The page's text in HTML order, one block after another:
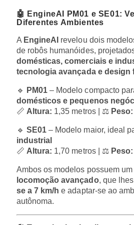
🤖 EngineAI PM01 e SE01:
Diferentes Ambientes
A EngineAI revelou dois
de robôs humanóides,
domésticas, comerciais e
tecnologia avançada e design
🔹 PM01 – Modelo compacto
domésticos e pequenos
📏Altura: 1,35 metros | ⚖ Peso:
🔹SE01 – Modelo maior, ideal
industrial
📏Altura: 1,70 metros | ⚖ Peso:
Ambos os modelos possuem um
locomoção avançado, que
se a 7 km/h e adaptar-se ao
autônoma.